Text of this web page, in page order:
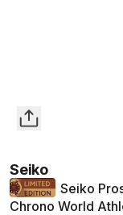
Seiko
Seiko
Chrono World